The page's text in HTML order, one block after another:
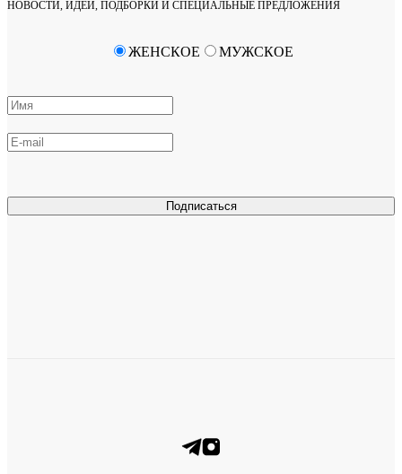
НОВОСТИ, ИДЕИ, ПОДБОРКИ И СПЕЦИАЛЬНЫЕ ПРЕДЛОЖЕНИЯ
Подписаться
ЖЕНСКОЕ МУЖСКОЕ